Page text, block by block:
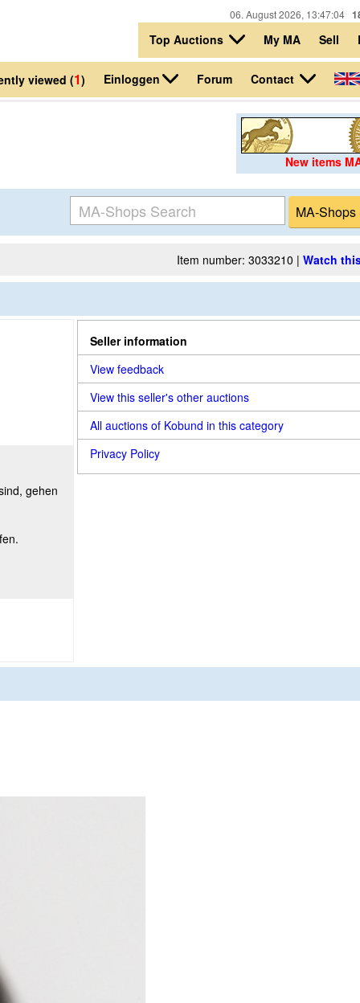
06. August 2026, 13:47:04
Top Auctions My MA Sell
viewed (1) Einloggen Forum Contact
New items
Item number: 3033210 | Watch
gehen
Seller information
View feedback
View this seller's other auctions
All auctions of Kobund in this category
Privacy Policy